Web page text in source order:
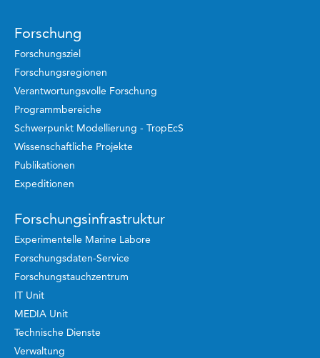
Forschung
Forschungsziel
Forschungsregionen
Verantwortungsvolle Forschung
Programmbereiche
Schwerpunkt Modellierung - TropEcS
Wissenschaftliche Projekte
Publikationen
Expeditionen
Forschungsinfrastruktur
Experimentelle Marine Labore
Forschungsdaten-Service
Forschungstauchzentrum
IT Unit
MEDIA Unit
Technische Dienste
Verwaltung